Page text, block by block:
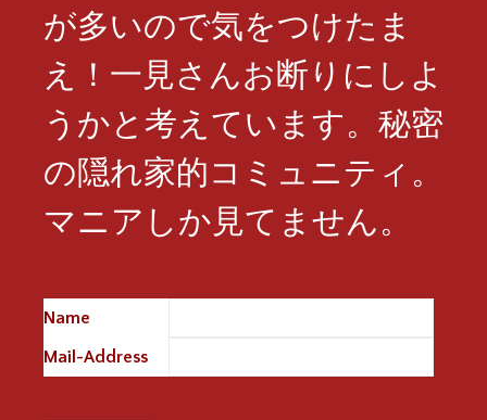
が多いので気をつけたま
え！一見さんお断りにしよ
うかと考えています。秘密
の隠れ家的コミュニティ。
マニアしか見てません。
Name
Mail-Address